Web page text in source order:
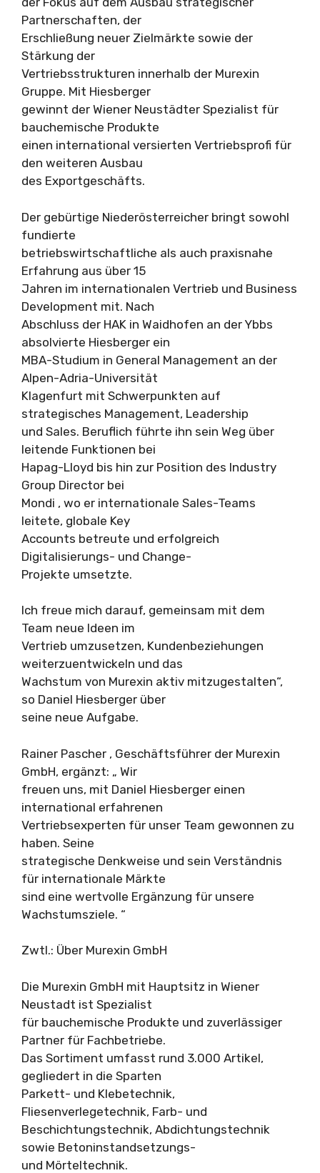
Partnerschaften, der
Erschließung neuer Zielmärkte sowie der
Stärkung der
Vertriebsstrukturen innerhalb der Murexin
Gruppe. Mit Hiesberger
gewinnt der Wiener Neustädter Spezialist für
bauchemische Produkte
einen international versierten Vertriebsprofi für
den weiteren Ausbau
des Exportgeschäfts.
Der gebürtige Niederösterreicher bringt sowohl
fundierte
betriebswirtschaftliche als auch praxisnahe
Erfahrung aus über 15
Jahren im internationalen Vertrieb und Business
Development mit. Nach
Abschluss der HAK in Waidhofen an der Ybbs
absolvierte Hiesberger ein
MBA-Studium in General Management an der
Alpen-Adria-Universität
Klagenfurt mit Schwerpunkten auf
strategisches Management, Leadership
und Sales. Beruflich führte ihn sein Weg über
leitende Funktionen bei
Hapag-Lloyd bis hin zur Position des Industry
Group Director bei
Mondi , wo er internationale Sales-Teams
leitete, globale Key
Accounts betreute und erfolgreich
Digitalisierungs- und Change-
Projekte umsetzte.
Ich freue mich darauf, gemeinsam mit dem
Team neue Ideen im
Vertrieb umzusetzen, Kundenbeziehungen
weiterzuentwickeln und das
Wachstum von Murexin aktiv mitzugestalten“,
so Daniel Hiesberger über
seine neue Aufgabe.
Rainer Pascher , Geschäftsführer der Murexin
GmbH, ergänzt: „ Wir
freuen uns, mit Daniel Hiesberger einen
international erfahrenen
Vertriebsexperten für unser Team gewonnen zu
haben. Seine
strategische Denkweise und sein Verständnis
für internationale Märkte
sind eine wertvolle Ergänzung für unsere
Wachstumsziele. “
Zwtl.: Über Murexin GmbH
Die Murexin GmbH mit Hauptsitz in Wiener
Neustadt ist Spezialist
für bauchemische Produkte und zuverlässiger
Partner für Fachbetriebe.
Das Sortiment umfasst rund 3.000 Artikel,
gegliedert in die Sparten
Parkett- und Klebetechnik,
Fliesenverlegetechnik, Farb- und
Beschichtungstechnik, Abdichtungstechnik
sowie Betoninstandsetzungs-
und Mörteltechnik.